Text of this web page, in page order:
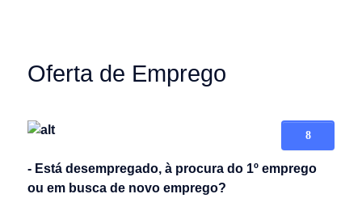
Oferta de Emprego
- Está desempregado, à procura do 1º emprego
ou em busca de novo emprego?